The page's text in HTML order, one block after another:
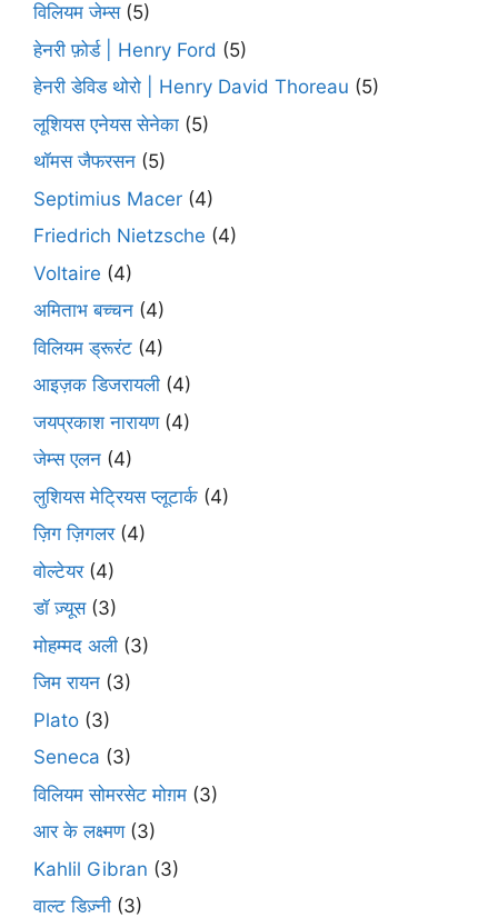
विलियम जेम्स(5)
हेनरी फ़ोर्ड | Henry Ford (5)
हेनरी डेविड थोरो | Henry David Thoreau (5)
लूशियस एनेयस सेनेका (5)
थॉमस जैफरसन (5)
Septimius Macer (4)
Friedrich Nietzsche (4)
Voltaire (4)
अमिताभ बच्चन (4)
विलियम ड्रूरंट (4)
आइज़क डिजरायली (4)
जयप्रकाश नारायण(4)
जेम्स एलन (4)
लुशियस मेट्रियस प्लूटार्क (4)
ज़िग ज़िगलर(4)
वोल्टेयर(4)
डॉ ज़्यूस(3)
मोहम्मद अली (3)
जिम रायन (3)
Plato (3)
Seneca (3)
विलियम सोमरसेट मोग़म (3)
आर के लक्ष्मण(3)
Kahlil Gibran (3)
वाल्ट डिज़्नी (3)